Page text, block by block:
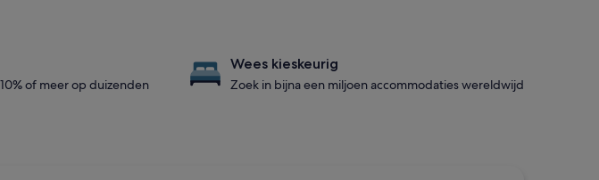
of meer op duizenden
Wees kieskeurig
Zoek in bijna een miljoen accommodaties wereldwijd